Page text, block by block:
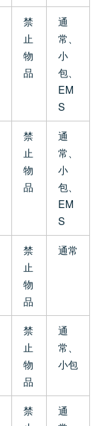
禁
止
物
品
通
常、
小
包、
EM
S
禁
止
物
品
通
常、
小
包、
EM
S
禁
止
物
品
通常
禁
止
物
品
通
常、
小包
禁
通